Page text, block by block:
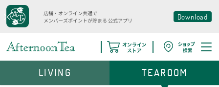
店舗・オンライン共通で
メンバーズポイントが貯まる 公式アプリ Download
LIVING TEAROOM